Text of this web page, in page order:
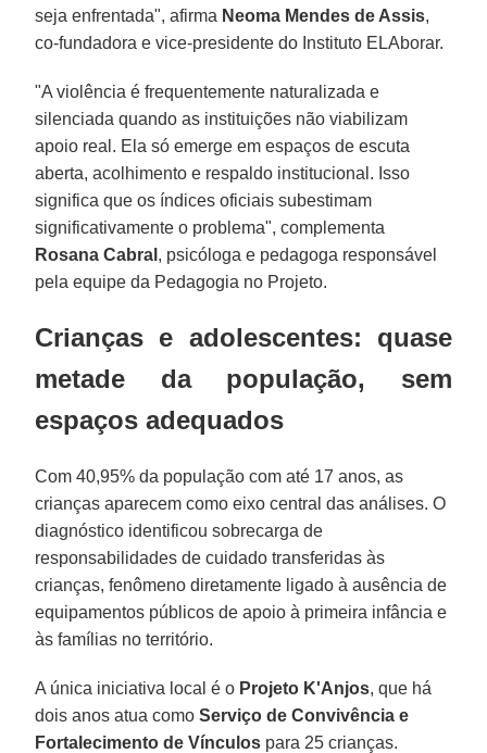
seja enfrentada", afirma Neoma Mendes de Assis,
co-fundadora e vice-presidente do Instituto ELAborar.
"A violência é frequentemente naturalizada e
silenciada quando as instituições não viabilizam
apoio real. Ela só emerge em espaços de escuta
aberta, acolhimento e respaldo institucional. Isso
significa que os índices oficiais subestimam
significativamente o problema", complementa
Rosana Cabral , psicóloga e pedagoga responsável
pela equipe da Pedagogia no Projeto.
Crianças e adolescentes: quase
metade da população, sem
espaços adequados
Com 40,95% da população com até 17 anos, as
crianças aparecem como eixo central das análises. O
diagnóstico identificou sobrecarga de
responsabilidades de cuidado transferidas às
crianças, fenômeno diretamente ligado à ausência de
equipamentos públicos de apoio à primeira infância e
às famílias no território.
A única iniciativa local é o Projeto K'Anjos, que há
dois anos atua comoServiço de Convivência e
Fortalecimento de Vínculos para 25 crianças.